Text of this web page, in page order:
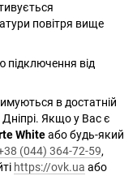
повітря вище
від
в достатній
Дніпрі. Якщо у Вас є
Whiteабо будь-який
(044) 364-72-59,
https://ovk.ua або